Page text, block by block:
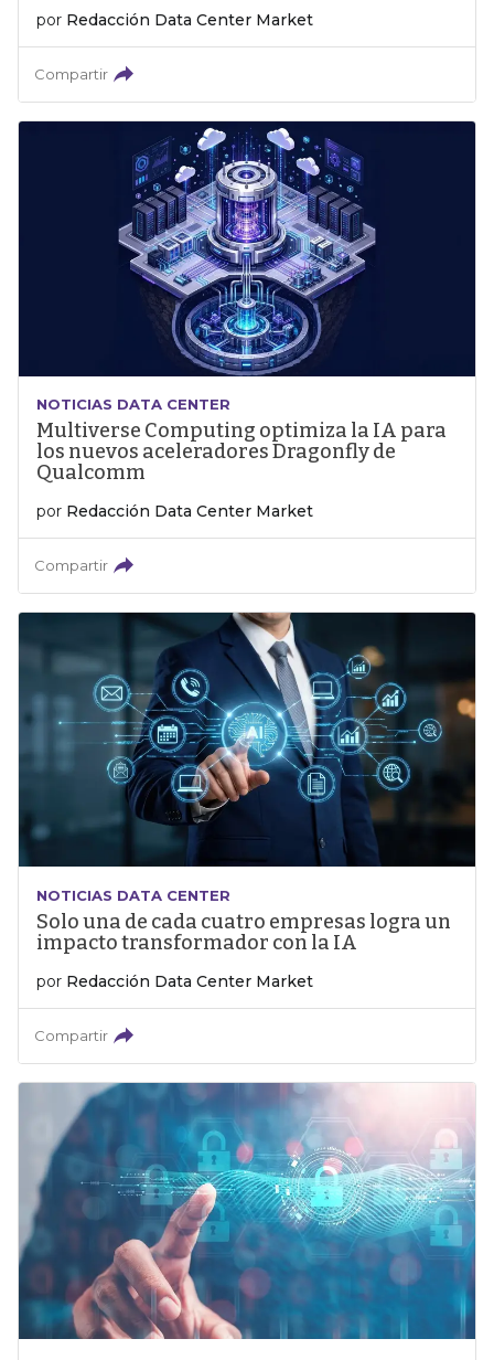
por Redacción Data Center Market
Compartir
NOTICIAS DATA CENTER
Multiverse Computing optimiza la IA para
los nuevos aceleradores Dragonfly de
Qualcomm
por Redacción Data Center Market
Compartir
NOTICIAS DATA CENTER
Solo una de cada cuatro empresas logra un
impacto transformador con la IA
por Redacción Data Center Market
Compartir